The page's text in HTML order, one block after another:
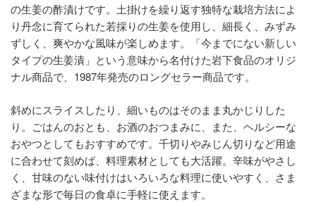
の生姜の酢漬けです。土掛けを繰り返す独特な栽培方法によ
り丹念に育てられた若採りの生姜を使用し、細長く、みずみ
ずしく、爽やかな風味が楽しめます。「今までにない新しい
タイプの生姜漬」という意味から名付けた岩下食品のオリジ
ナル商品で、1987年発売のロングセラー商品です。
斜めにスライスしたり、細いものはそのまま丸かじりした
り。ごはんのおとも、お酒のおつまみに、また、ヘルシーな
おやつとしてもおすすめです。千切りやみじん切りなど用途
に合わせて刻めば、料理素材としても大活躍。辛味がやさし
く、甘味のない味付けはいろいろな料理に使いやすく、さま
ざまな形で毎日の食卓に手軽に使えます。